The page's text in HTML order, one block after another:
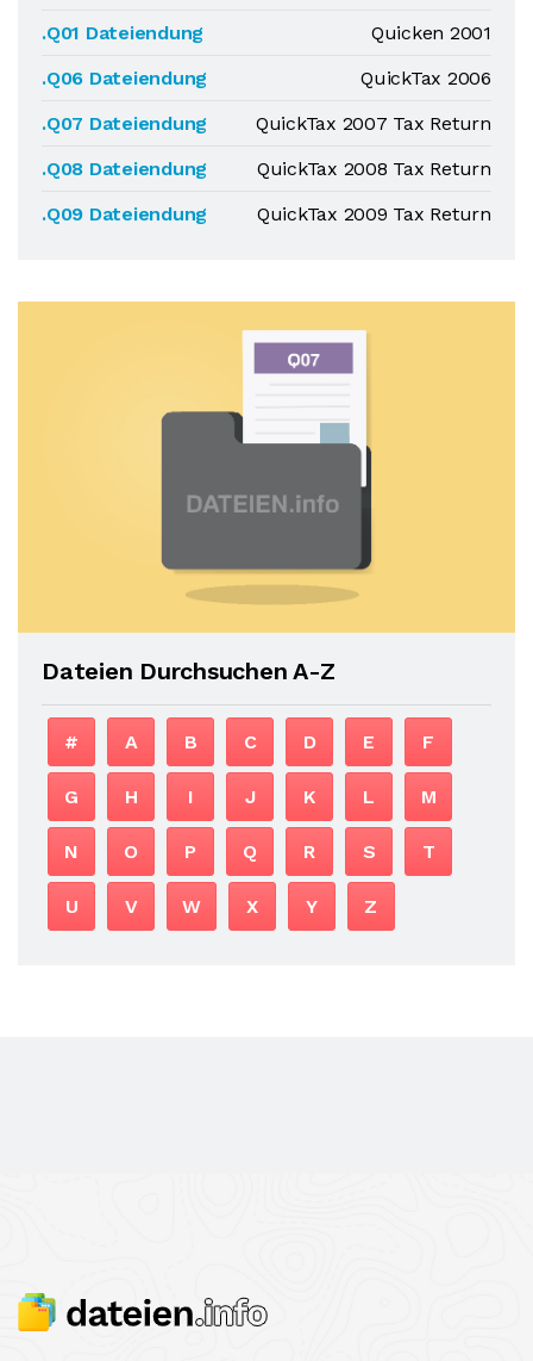
.Q01 Dateiendung
Quicken 2001
.Q06 Dateiendung
QuickTax 2006
.Q07 Dateiendung
QuickTax 2007 Tax Return
.Q08 Dateiendung
QuickTax 2008 Tax Return
.Q09 Dateiendung
QuickTax 2009 Tax Return
Dateien Durchsuchen A-Z
# A B C D E F
G H I J K L M
N O P Q R S T
U V W X Y Z